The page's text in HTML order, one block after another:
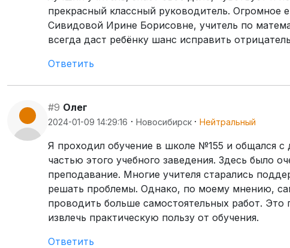
прекрасный классный руководитель. Огромное
Сивидовой Ирине Борисовне, учитель по
всегда даст ребёнку шанс исправить
Ответить
#9 Олег
2024-01-09 14:29:16 · Новосибирск · Нейтральный
Я проходил обучение в школе №155 и общался
частью этого учебного заведения. Здесь было
преподавание. Многие учителя старались
решать проблемы. Однако, по моему мнению,
проводить больше самостоятельных работ.
извлечь практическую пользу от обучения.
Ответить